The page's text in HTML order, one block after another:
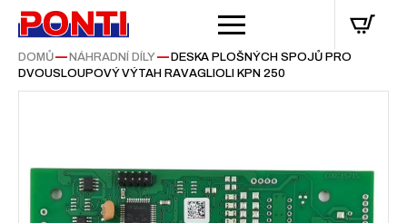
DOMŮ— NÁHRADNÍ DÍLY— DESKA PLOŠNÝCH SPOJŮ PRO
DVOUSLOUPOVÝ VÝTAH RAVAGLIOLI KPN 250